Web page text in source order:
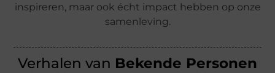
inspireren, maar ook écht impact hebben op onze
samenleving.
Verhalen van Bekende Personen